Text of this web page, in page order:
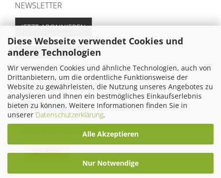
Diese Webseite verwendet Cookies und
andere Technologien
Wir verwenden Cookies und ähnliche Technologien, auch von
Drittanbietern, um die ordentliche Funktionsweise der
Website zu gewährleisten, die Nutzung unseres Angebotes zu
analysieren und Ihnen ein bestmögliches Einkaufserlebnis
bieten zu können. Weitere Informationen finden Sie in
unserer Datenschutzerklärung.
Alle Akzeptieren
Nur Notwendige
NEWSLETTER
JETZT ABONNIEREN
Vertrag widerrufen
SICHER EINKAUFEN MIT
WIR VERSENDEN MIT